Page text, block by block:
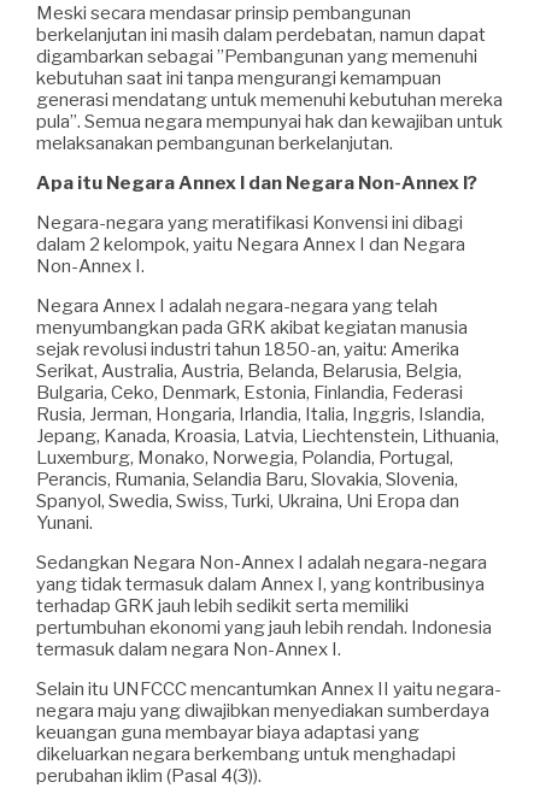
Meski secara mendasar prinsip pembangunan
berkelanjutan ini masih dalam perdebatan, namun dapat
digambarkan sebagai ”Pembangunan yang memenuhi
kebutuhan saat ini tanpa mengurangi kemampuan
generasi mendatang untuk memenuhi kebutuhan mereka
pula”. Semua negara mempunyai hak dan kewajiban untuk
melaksanakan pembangunan berkelanjutan.
Apa itu Negara Annex I dan Negara Non-Annex I?
Negara-negara yang meratifikasi Konvensi ini dibagi
dalam 2 kelompok, yaitu Negara Annex I dan Negara
Non-Annex I.
Negara Annex I adalah negara-negara yang telah
menyumbangkan pada GRK akibat kegiatan manusia
sejak revolusi industri tahun 1850-an, yaitu: Amerika
Serikat, Australia, Austria, Belanda, Belarusia, Belgia,
Bulgaria, Ceko, Denmark, Estonia, Finlandia, Federasi
Rusia, Jerman, Hongaria, Irlandia, Italia, Inggris, Islandia,
Jepang, Kanada, Kroasia, Latvia, Liechtenstein, Lithuania,
Luxemburg, Monako, Norwegia, Polandia, Portugal,
Perancis, Rumania, Selandia Baru, Slovakia, Slovenia,
Spanyol, Swedia, Swiss, Turki, Ukraina, Uni Eropa dan
Yunani.
Sedangkan Negara Non-Annex I adalah negara-negara
yang tidak termasuk dalam Annex I, yang kontribusinya
terhadap GRK jauh lebih sedikit serta memiliki
pertumbuhan ekonomi yang jauh lebih rendah. Indonesia
termasuk dalam negara Non-Annex I.
Selain itu UNFCCC mencantumkan Annex II yaitu negara-
negara maju yang diwajibkan menyediakan sumberdaya
keuangan guna membayar biaya adaptasi yang
dikeluarkan negara berkembang untuk menghadapi
perubahan iklim (Pasal 4(3)).